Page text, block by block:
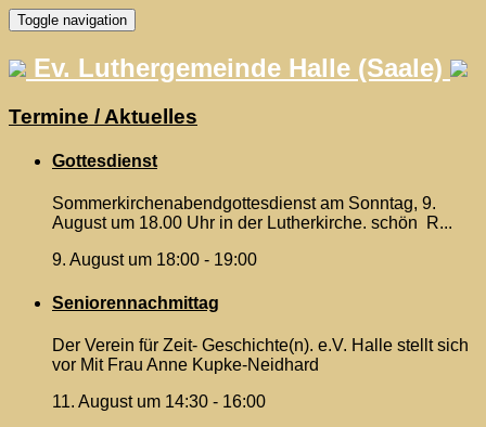
Skip
to
content
Toggle navigation
Ev. Luthergemeinde Halle (Saale)
Termine / Aktuelles
Gottesdienst
Sommerkirchenabendgottesdienst am Sonntag, 9.
August um 18.00 Uhr in der Lutherkirche. schön R...
9. August um 18:00 - 19:00
Seniorennachmittag
Der Verein für Zeit- Geschichte(n). e.V. Halle stellt sich
vor Mit Frau Anne Kupke-Neidhard
11. August um 14:30 - 16:00